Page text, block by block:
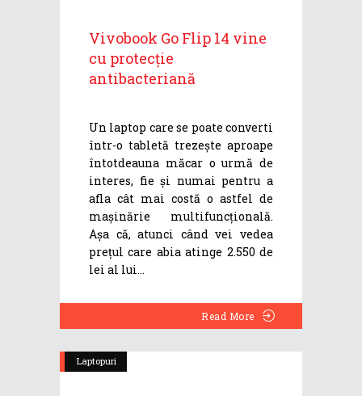
Vivobook Go Flip 14 vine
cu protecție
antibacteriană
Un laptop care se poate converti
într-o tabletă trezește aproape
întotdeauna măcar o urmă de
interes, fie și numai pentru a
afla cât mai costă o astfel de
mașinărie multifuncțională.
Așa că, atunci când vei vedea
prețul care abia atinge 2.550 de
lei al lui
Read More
Laptopuri